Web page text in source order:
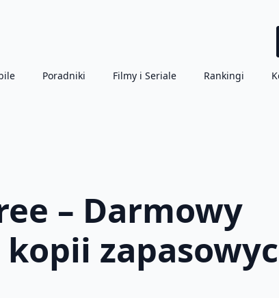
Poradniki Filmy i Seriale Rankingi
– Darmowy